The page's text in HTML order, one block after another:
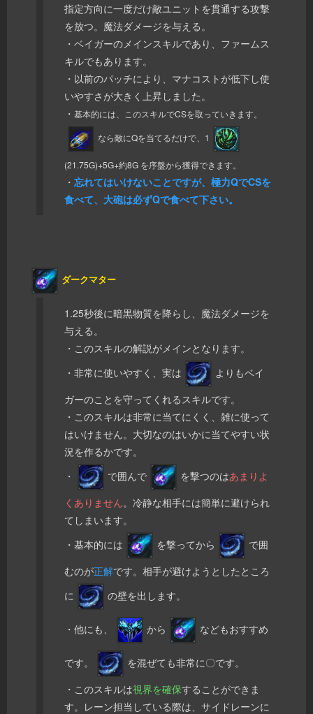
指定方向に一度だけ敵ユニットを貫通する攻撃
を放つ。魔法ダメージを与える。
・ベイガーのメインスキルであり、ファームス
キルでもあります。
・以前のパッチにより、マナコストが低下し使
いやすさが大きく上昇しました。
・ 基本的には、このスキルでCSを取っていきます。
なら敵にQを当てるだけで、1
(21.75G)+5G+約8G を序盤から獲得できます。
・ 忘れてはいけないことですが、極力QでCSを
食べて、大砲は必ずQで食べて下さい。
ダークマター
1.25秒後に暗黒物質を降らし、魔法ダメージを
与える。
・このスキルの解説がメインとなります。
・非常に使いやすく、実は
よりもベイ
ガーのことを守ってくれるスキルです。
・このスキルは非常に当てにくく、雑に使って
はいけません。大切なのはいかに当てやすい状
況を作るかです。
・
で囲んで を撃つのはあまりよ
くありません。冷静な相手には簡単に避けられ
てしまいます。
・基本的には
を撃ってから
で囲
むのが正解です。相手が避けようとしたところ
に
の壁を出します。
・他にも、 から などもおすすめ
です。
を混ぜても非常に〇です。
・このスキルは視界を確保することができま
す。レーン担当している際は、サイドレーンに